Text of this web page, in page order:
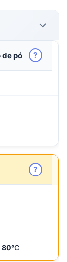
de pó ?
?
80°C